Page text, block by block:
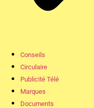
Conseils
Circulaire
Publicité Télé
Marques
Documents